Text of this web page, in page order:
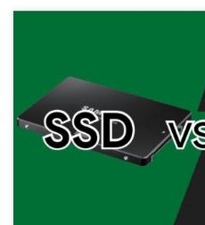
Rynek komponentów cały czas
RAM oraz dysków SSD mogą
ograniczają ich produkcję. Jeśli
z tych komponentów, to warto
to jak najszybciej. […]